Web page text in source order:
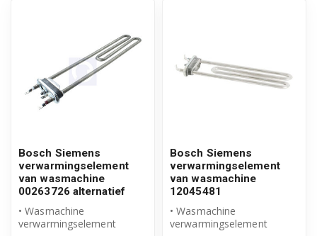
Bosch Siemens
verwarmingselement
van wasmachine
00263726 alternatief
• Wasmachine
verwarmingselement
Bosch Siemens
verwarmingselement
van wasmachine
12045481
• Wasmachine
verwarmingselement